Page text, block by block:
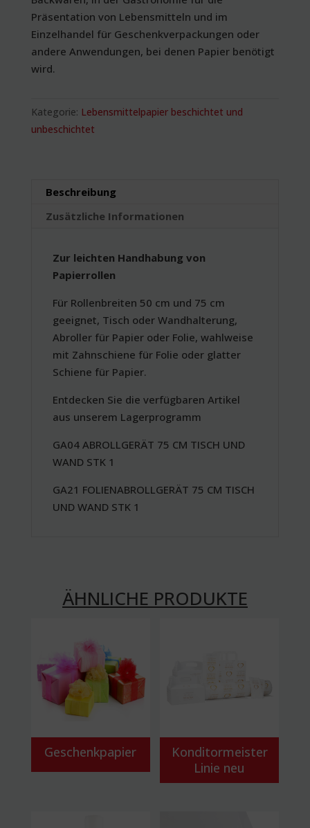
Präsentation von Lebensmitteln und im
Einzelhandel für Geschenkverpackungen oder
andere Anwendungen, bei denen Papier benötigt
wird.
Kategorie: Lebensmittelpapier beschichtet und
unbeschichtet
Beschreibung
Zusätzliche Informationen
Zur leichten Handhabung von
Papierrollen
Für Rollenbreiten 50 cm und 75 cm
geeignet, Tisch oder Wandhalterung,
Abroller für Papier oder Folie, wahlweise
mit Zahnschiene für Folie oder glatter
Schiene für Papier.
Entdecken Sie die verfügbaren Artikel
aus unserem Lagerprogramm
GA04 ABROLLGERÄT 75 CM TISCH UND
WAND STK 1
GA21 FOLIENABROLLGERÄT 75 CM TISCH
UND WAND STK 1
ÄHNLICHE PRODUKTE
Geschenkpapier
Konditormeister
Linie neu